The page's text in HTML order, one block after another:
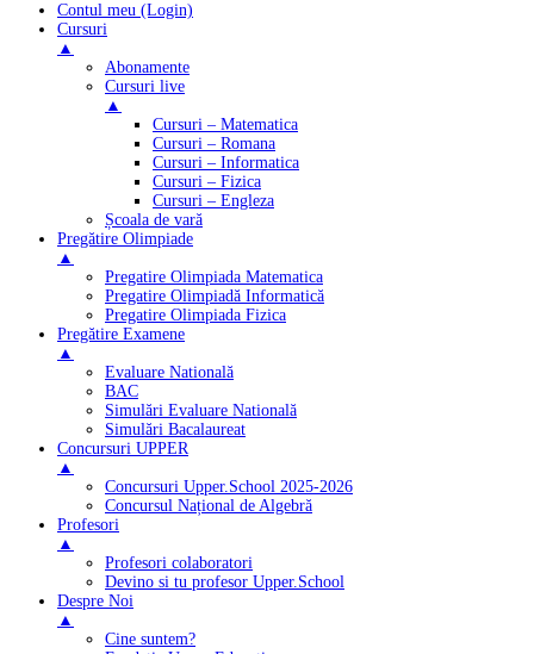
Contul meu (Login)
Cursuri
▲
Abonamente
Cursuri live
▲
Cursuri – Matematica
Cursuri – Romana
Cursuri – Informatica
Cursuri – Fizica
Cursuri – Engleza
Școala de vară
Pregătire Olimpiade
▲
Pregatire Olimpiada Matematica
Pregatire Olimpiadă Informatică
Pregatire Olimpiada Fizica
Pregătire Examene
▲
Evaluare Natională
BAC
Simulări Evaluare Natională
Simulări Bacalaureat
Concursuri UPPER
▲
Concursuri Upper.School 2025-2026
Concursul Național de Algebră
Profesori
▲
Profesori colaboratori
Devino si tu profesor Upper.School
Despre Noi
▲
Cine suntem?